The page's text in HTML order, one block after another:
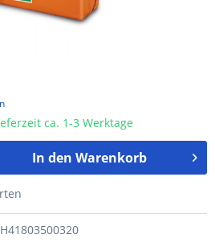
ca. 1-3 Werktage
In den Warenkorb